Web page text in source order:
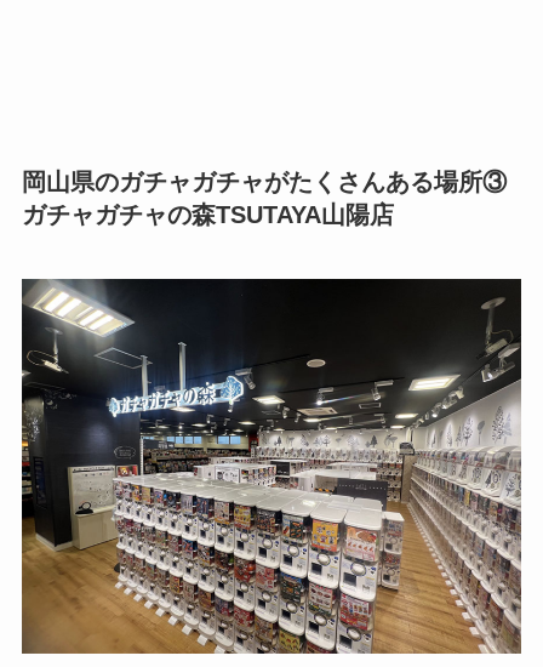
岡山県のガチャガチャがたくさんある場所③
ガチャガチャの森TSUTAYA山陽店